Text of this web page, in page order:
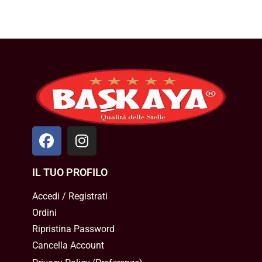
IL TUO PROFILO
Accedi / Registrati
Ordini
Ripristina Password
Cancella Account